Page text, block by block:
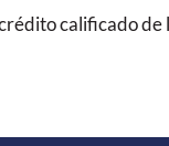
calificado